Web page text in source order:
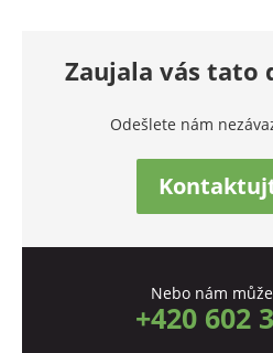
Zaujala vás tato
Odešlete nám
Nebo nám
+420 602